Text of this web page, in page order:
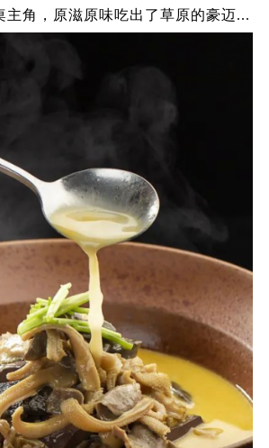
主角，原滋原味吃出了草原的豪迈...